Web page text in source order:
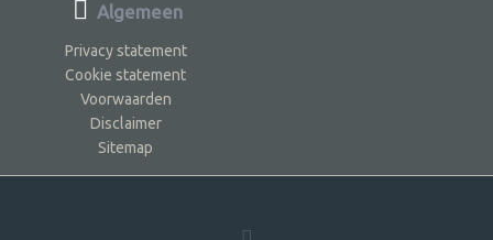
Algemeen
Privacy statement
Cookie statement
Voorwaarden
Disclaimer
Sitemap